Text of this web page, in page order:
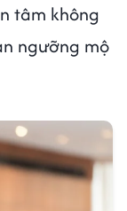
tâm không
ngưỡng mộ